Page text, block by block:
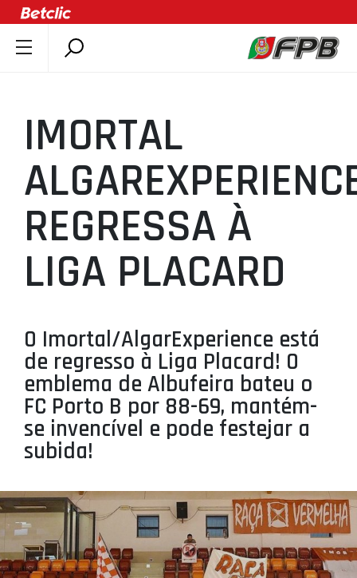
ÚLTIMAS
COMPETIÇÕES
ASSOCIAÇÕES
CLUBES
AGENTES
AGENDA
MINIBASQUETE
ÁREA TÉCNICA
PROJETOS
LIGA BETCLIC MASCULINA
LIGA BETCLIC FEMININA
IMORTAL
REGRESSA À
LIGA PLACARD
O Imortal/AlgarExperience está
de regresso à Liga Placard! O
emblema de Albufeira bateu o
FC Porto B por 88-69, mantém-
se invencível e pode festejar a
subida!